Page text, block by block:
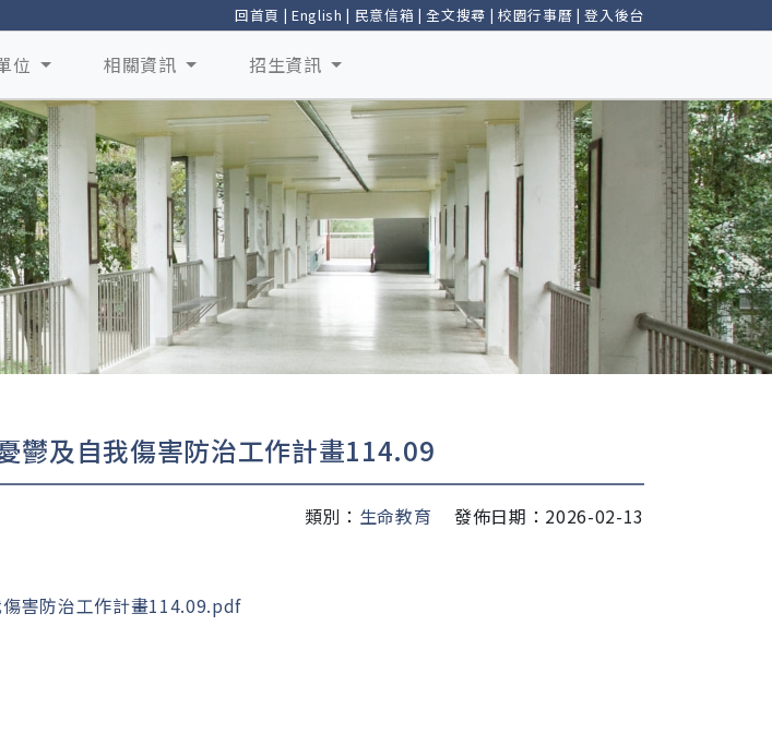
回首頁 | English | 民意信箱 |全文搜尋 | 校園行事曆 |登入後台
位 相關資訊 招生資訊
鬱及自我傷害防治工作計畫114.09
類別： 生命教育 發佈日期：2026-02-13
害防治工作計畫114.09.pdf